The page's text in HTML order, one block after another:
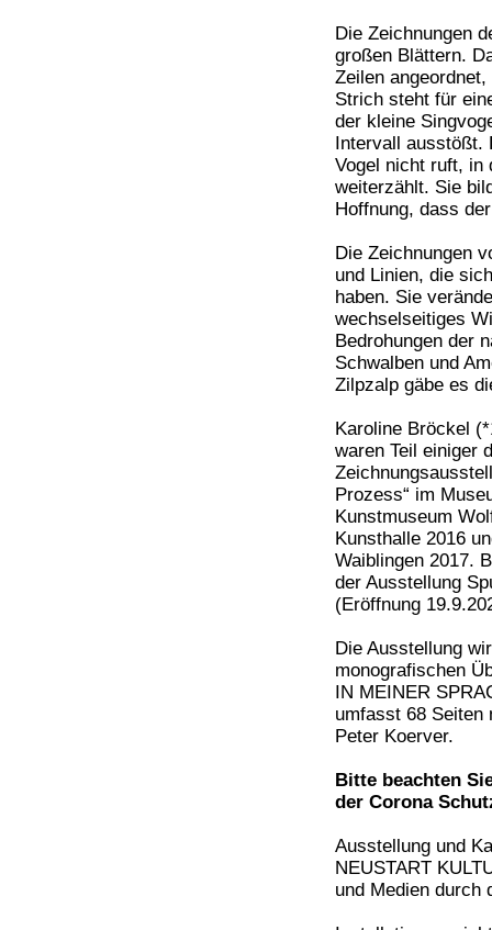
Die Zeichnungen
großen Blättern.
Zeilen
Strich steht für
der kleine
Intervall ausstößt.
Vogel nicht ruft, in
weiterzählt. Sie
Hoffnung, dass
Die Zeichnungen
und Linien, die
haben. Sie
wechselseitiges
Bedrohungen der
Schwalben und
Zilpzalp gäbe es
Karoline Bröckel
waren Teil einiger
Prozess“ im
Kunstmuseum
Kunsthalle 2016
Waiblingen 2017.
der Ausstellung
(Eröffnung
Die Ausstellung
monografischen
IN MEINER
umfasst 68 Seiten
Peter Koerver.
Bitte beachten
der Corona
Ausstellung und
NEUSTART
und Medien durch